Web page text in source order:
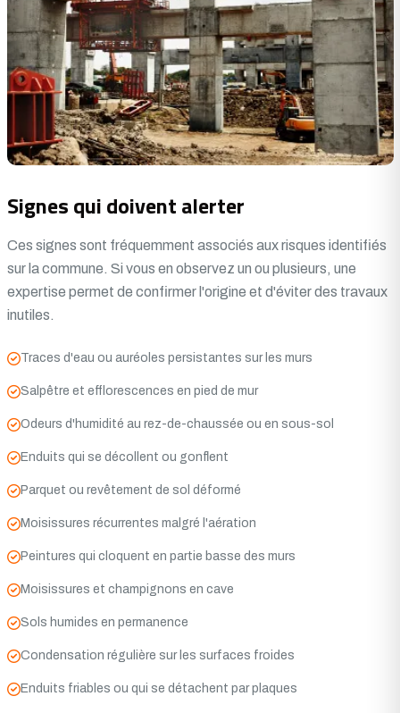
Signes qui doivent alerter
Ces signes sont fréquemment associés aux risques identifiés
sur la commune. Si vous en observez un ou plusieurs, une
expertise permet de confirmer l'origine et d'éviter des travaux
inutiles.
Traces d'eau ou auréoles persistantes sur les murs
Salpêtre et efflorescences en pied de mur
Odeurs d'humidité au rez-de-chaussée ou en sous-sol
Enduits qui se décollent ou gonflent
Parquet ou revêtement de sol déformé
Moisissures récurrentes malgré l'aération
Peintures qui cloquent en partie basse des murs
Moisissures et champignons en cave
Sols humides en permanence
Condensation régulière sur les surfaces froides
Enduits friables ou qui se détachent par plaques